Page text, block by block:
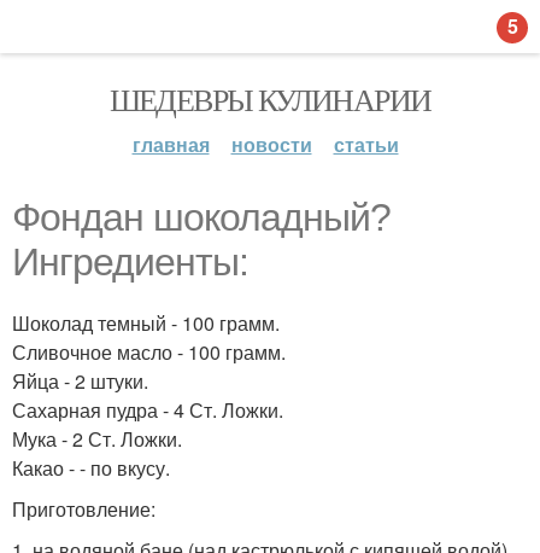
ШЕДЕВРЫ КУЛИНАРИИ
главная новости статьи
Фондан шоколадный?
Ингредиенты:
Шоколад темный - 100 грамм.
Сливочное масло - 100 грамм.
Яйца - 2 штуки.
Сахарная пудра - 4 Ст. Ложки.
Мука - 2 Ст. Ложки.
Какао - - по вкусу.
Приготовление:
5